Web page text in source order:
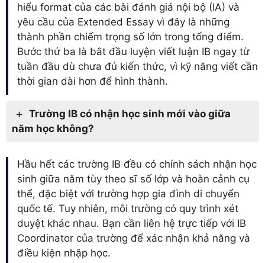
hiểu format của các bài đánh giá nội bộ (IA) và
yêu cầu của Extended Essay vì đây là những
thành phần chiếm trọng số lớn trong tổng điểm.
Bước thứ ba là bắt đầu luyện viết luận IB ngay từ
tuần đầu dù chưa đủ kiến thức, vì kỹ năng viết cần
thời gian dài hơn để hình thành.
Trường IB có nhận học sinh mới vào giữa
năm học không?
Hầu hết các trường IB đều có chính sách nhận học
sinh giữa năm tùy theo sĩ số lớp và hoàn cảnh cụ
thể, đặc biệt với trường hợp gia đình di chuyển
quốc tế. Tuy nhiên, mỗi trường có quy trình xét
duyệt khác nhau. Bạn cần liên hệ trực tiếp với IB
Coordinator của trường để xác nhận khả năng và
điều kiện nhập học.